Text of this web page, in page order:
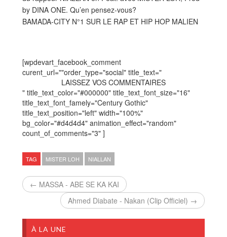
by DINA ONE. Qu’en pensez-vous?
BAMADA-CITY N°1 SUR LE RAP ET HIP HOP MALIEN
[wpdevart_facebook_comment
curent_url=""order_type="social" title_text="
LAISSEZ VOS COMMENTAIRES
" title_text_color="#000000" title_text_font_size="16"
title_text_font_famely="Century Gothic"
title_text_position="left" width="100%"
bg_color="#d4d4d4" animation_effect="random"
count_of_comments="3" ]
TAG MISTER LOH NIALLAN
← MASSA - ABE SE KA KAI
Ahmed Diabate - Nakan (Clip Officiel) →
À LA UNE